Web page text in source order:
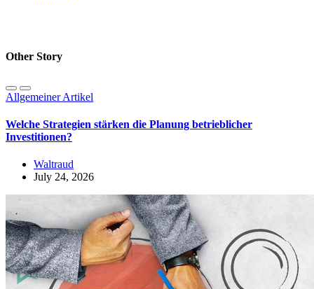
Other Story
Allgemeiner Artikel
Welche Strategien stärken die Planung betrieblicher
Investitionen?
Waltraud
July 24, 2026